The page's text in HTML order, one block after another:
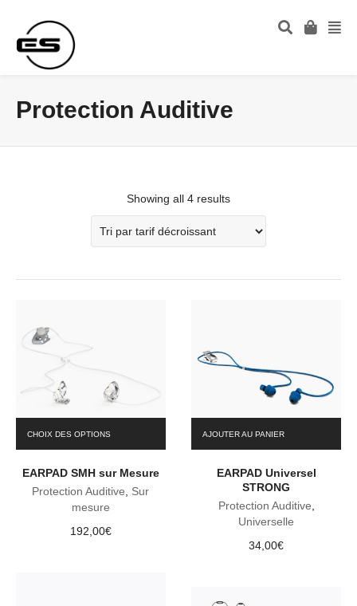
Protection Auditive
Showing all 4 results
CHOIX DES OPTIONS
plusieurs
variations.
EARPAD SMH sur Mesure
Protection Auditive
Sur
mesure
192,00€
AJOUTER AU PANIER
EARPAD Universel
STRONG
Protection Auditive
Universelle
34,00€